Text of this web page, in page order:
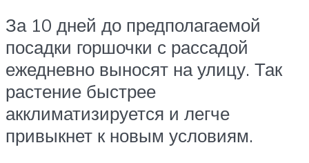
За 10 дней до предполагаемой
посадки горшочки с рассадой
ежедневно выносят на улицу. Так
растение быстрее
акклиматизируется и легче
привыкнет к новым условиям.